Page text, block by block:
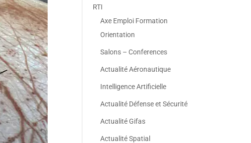
RTI
Axe Emploi Formation
Orientation
Salons – Conferences
Actualité Aéronautique
Intelligence Artificielle
Actualité Défense et Sécurité
Actualité Gifas
Actualité Spatial